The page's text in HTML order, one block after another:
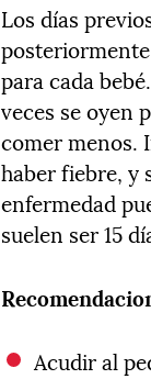
Los días
para cada
veces se oyen
comer menos.
haber fiebre, y
enfermedad
suelen ser 15
Acudir al